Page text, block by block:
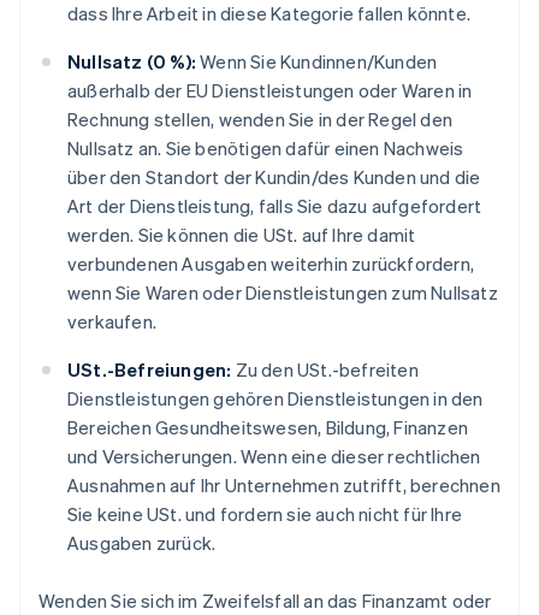
dass Ihre Arbeit in diese Kategorie fallen könnte.
Nullsatz (0 %): Wenn Sie Kundinnen/Kunden
außerhalb der EU Dienstleistungen oder Waren in
Rechnung stellen, wenden Sie in der Regel den
Nullsatz an. Sie benötigen dafür einen Nachweis
über den Standort der Kundin/des Kunden und die
Art der Dienstleistung, falls Sie dazu aufgefordert
werden. Sie können die USt. auf Ihre damit
verbundenen Ausgaben weiterhin zurückfordern,
wenn Sie Waren oder Dienstleistungen zum Nullsatz
verkaufen.
USt.-Befreiungen: Zu den USt.-befreiten
Dienstleistungen gehören Dienstleistungen in den
Bereichen Gesundheitswesen, Bildung, Finanzen
und Versicherungen. Wenn eine dieser rechtlichen
Ausnahmen auf Ihr Unternehmen zutrifft, berechnen
Sie keine USt. und fordern sie auch nicht für Ihre
Ausgaben zurück.
Wenden Sie sich im Zweifelsfall an das Finanzamt oder